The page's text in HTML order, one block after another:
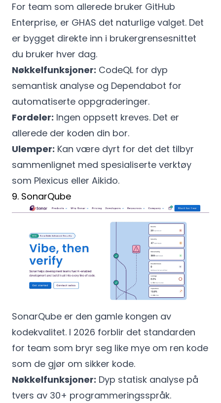
For team som allerede bruker GitHub
Enterprise, er GHAS det naturlige valget. Det
er bygget direkte inn i brukergrensesnittet
du bruker hver dag.
Nøkkelfunksjoner: CodeQL for dyp
semantisk analyse og Dependabot for
automatiserte oppgraderinger.
Fordeler: Ingen oppsett kreves. Det er
allerede der koden din bor.
Ulemper: Kan være dyrt for det det tilbyr
sammenlignet med spesialiserte verktøy
som Plexicus eller Aikido.
9. SonarQube
SonarQube er den gamle kongen av
kodekvalitet. I 2026 forblir det standarden
for team som bryr seg like mye om ren kode
som de gjør om sikker kode.
Nøkkelfunksjoner: Dyp statisk analyse på
tvers av 30+ programmeringsspråk.